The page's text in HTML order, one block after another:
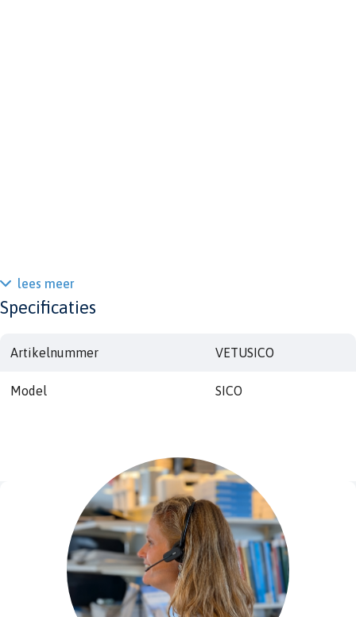
lees meer
Specificaties
Artikelnummer VETUSICO
Model SICO